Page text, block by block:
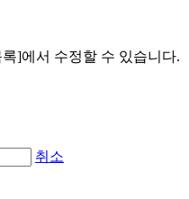
]에서 수정할 수 있습니다.
취소